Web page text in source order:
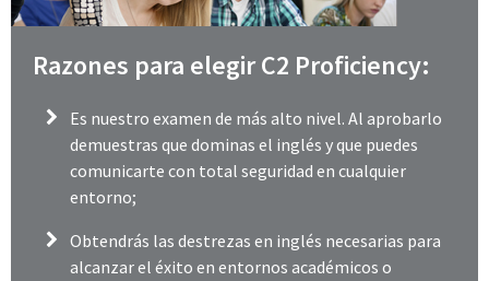
Razones para elegir C2 Proficiency:
Es nuestro examen de más alto nivel. Al aprobarlo
demuestras que dominas el inglés y que puedes
comunicarte con total seguridad en cualquier
entorno;
Obtendrás las destrezas en inglés necesarias para
alcanzar el éxito en entornos académicos o